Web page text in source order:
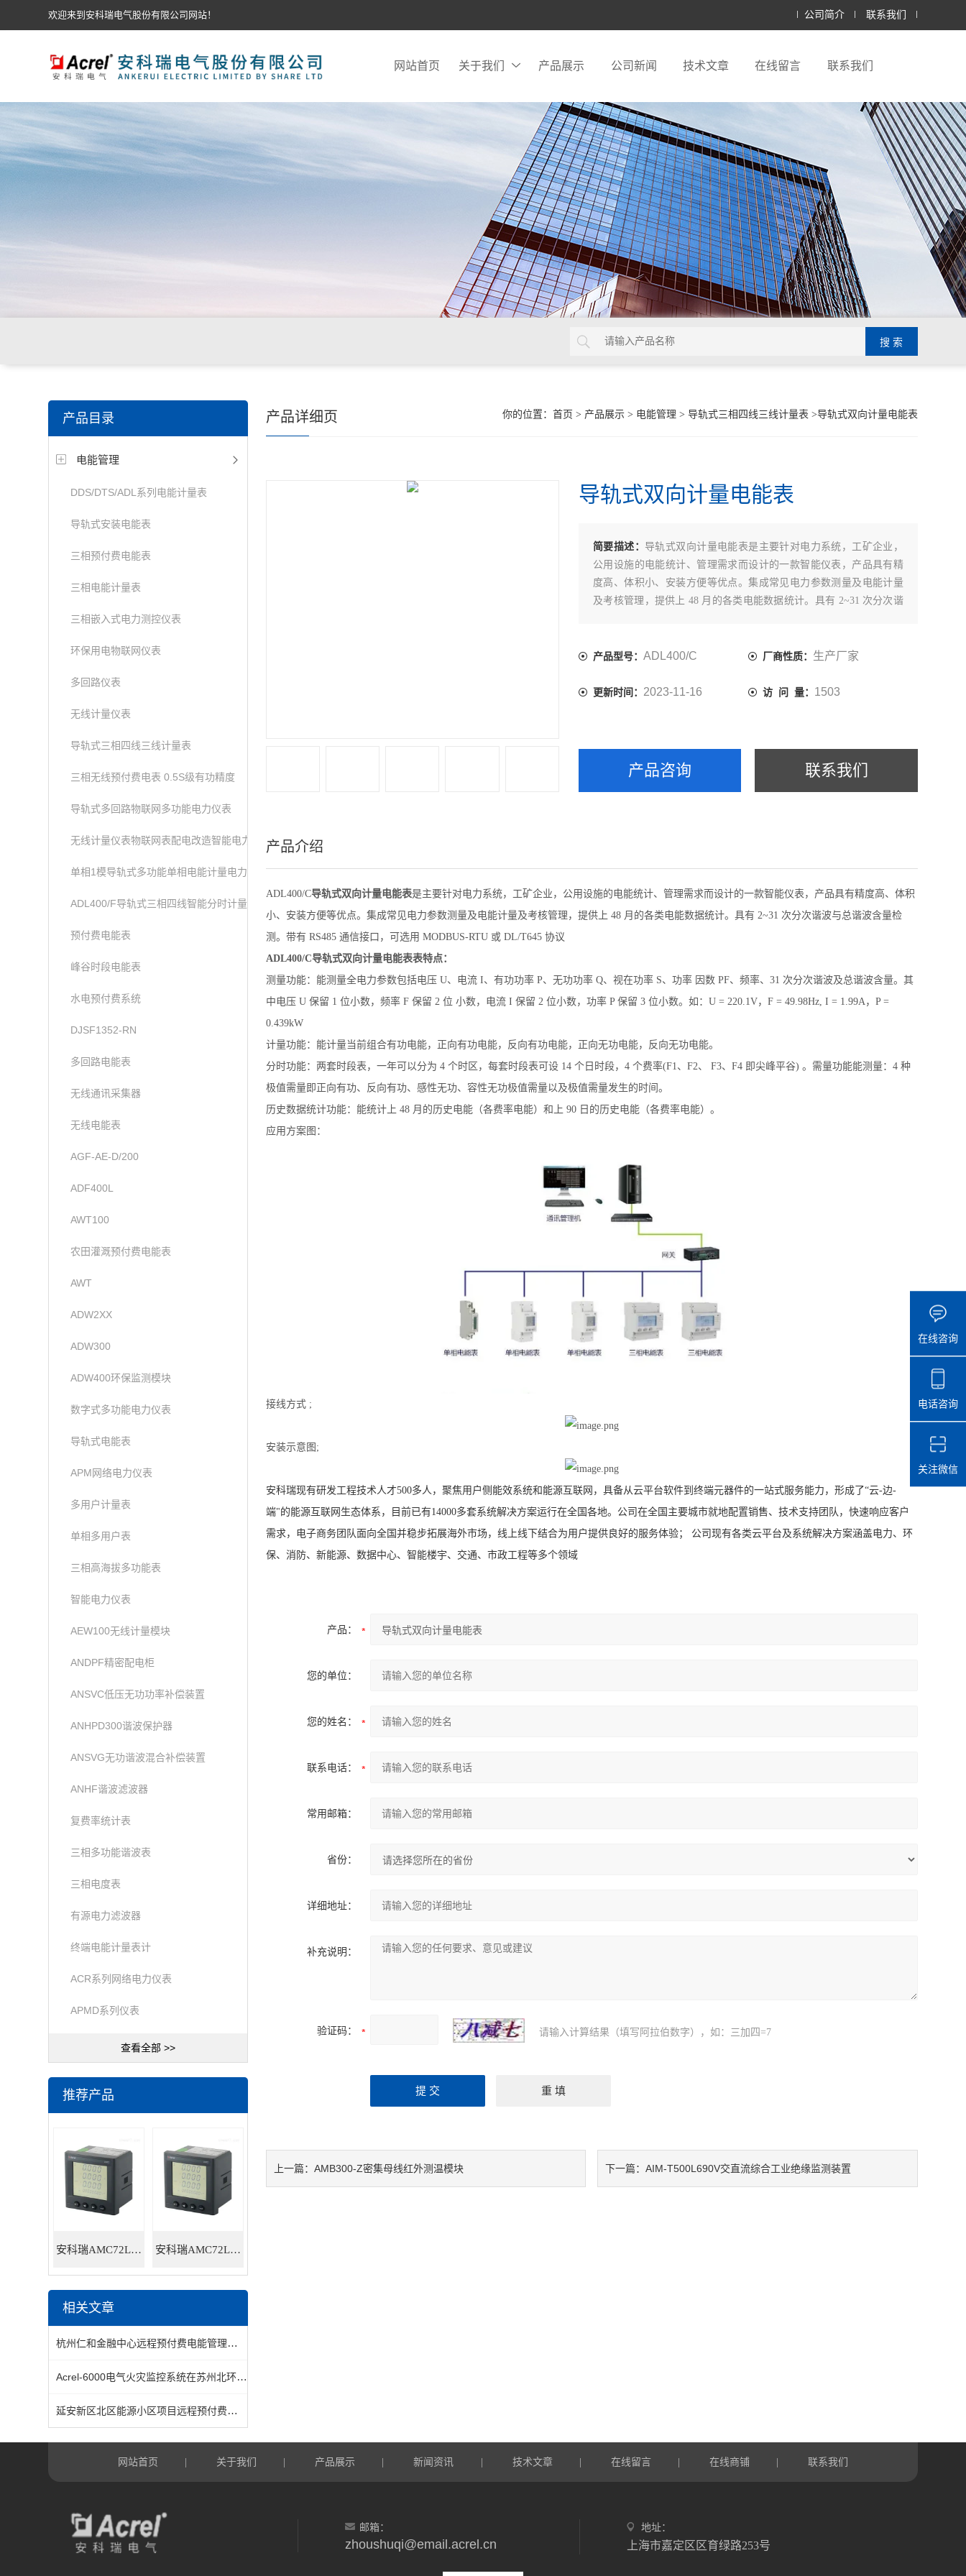
欢迎来到安科瑞电气股份有限公司网站！ 公司简介 联系我们
网站首页 关于我们 产品展示 公司新闻 技术文章 在线留言 联系我们
产品目录
电能管理
DDS/DTS/ADL系列电能计量表
导轨式安装电能表
三相预付费电能表
三相电能计量表
三相嵌入式电力测控仪表
环保用电物联网仪表
多回路仪表
无线计量仪表
导轨式三相四线三线计量表
三相无线预付费电表 0.5S级有功精度
导轨式多回路物联网多功能电力仪表
无线计量仪表物联网表配电改造智能电力仪表
单相1模导轨式多功能单相电能计量电力仪表
ADL400/F导轨式三相四线智能分时计量表
预付费电能表
峰谷时段电能表
水电预付费系统
DJSF1352-RN
多回路电能表
无线通讯采集器
无线电能表
AGF-AE-D/200
ADF400L
AWT100
农田灌溉预付费电能表
AWT
ADW2XX
ADW300
ADW400环保监测模块
数字式多功能电力仪表
导轨式电能表
APM网络电力仪表
多用户计量表
单相多用户表
三相高海拔多功能表
智能电力仪表
AEW100无线计量模块
ANDPF精密配电柜
ANSVC低压无功功率补偿装置
ANHPD300谐波保护器
ANSVG无功谐波混合补偿装置
ANHF谐波滤波器
复费率统计表
三相多功能谐波表
三相电度表
有源电力滤波器
终端电能计量表计
ACR系列网络电力仪表
APMD系列仪表
查看全部 >>
推荐产品
安科瑞AMC72L-E4/HKC智能电力仪表 安科瑞AMC72L-E4/KC三相多功能智能电力仪表
相关文章
杭州仁和金融中心远程预付费电能管理系统的设计与应用
Acrel-6000电气火灾监控系统在苏州北环辅路隧道的应用
延安新区北区能源小区项目远程预付费及能耗云系统的研究与应用
你的位置： 首页 > 产品展示> 电能管理 > 导轨式三相四线三线计量表 >导轨式双向计量电能表
产品详细页
导轨式双向计量电能表
简要描述： 导轨式双向计量电能表是主要针对电力系统，工矿企业，
公用设施的电能统计、管理需求而设计的一款智能仪表，产品具有精
度高、体积小、安装方便等优点。集成常见电力参数测量及电能计量
及考核管理，提供上 48 月的各类电能数据统计。具有 2~31 次分次谐
产品型号：ADL400/C 厂商性质： 生产厂家
更新时间： 2023-11-16 访 问 量： 1503
产品咨询 联系我们
产品介绍
ADL400/C导轨式双向计量电能表是主要针对电力系统，工矿企业，公用设施的电能统计、管理需求而设计的一款智能仪表，产品具有精度高、体积
小、安装方便等优点。集成常见电力参数测量及电能计量及考核管理，提供上 48 月的各类电能数据统计。具有 2~31 次分次谐波与总谐波含量检
测。带有 RS485 通信接口，可选用 MODBUS-RTU 或 DL/T645 协议
ADL400/C导轨式双向计量电能表表特点：
测量功能：能测量全电力参数包括电压 U、电流 I、有功功率 P、无功功率 Q、视在功率 S、功率 因数 PF、频率、31 次分次谐波及总谐波含量。其
中电压 U 保留 1 位小数，频率 F 保留 2 位 小数，电流 I 保留 2 位小数，功率 P 保留 3 位小数。如：U = 220.1V，F = 49.98Hz, I = 1.99A，P =
0.439kW
计量功能：能计量当前组合有功电能，正向有功电能，反向有功电能，正向无功电能，反向无功电能。
分时功能：两套时段表，一年可以分为 4 个时区，每套时段表可设 14 个日时段，4 个费率(F1、F2、 F3、F4 即尖峰平谷) 。需量功能能测量：4 种
极值需量即正向有功、反向有功、感性无功、容性无功极值需量以及极值需量发生的时间。
历史数据统计功能：能统计上 48 月的历史电能（各费率电能）和上 90 日的历史电能（各费率电能）。
应用方案图：
接线方式 ;
安装示意图;
安科瑞现有研发工程技术人才500多人，聚焦用户侧能效系统和能源互联网，具备从云平台软件到终端元器件的一站式服务能力，形成了“云-边-
端"的能源互联网生态体系，目前已有14000多套系统解决方案运行在全国各地。公司在全国主要城市就地配置销售、技术支持团队，快速响应客户
需求，电子商务团队面向全国并稳步拓展海外市场，线上线下结合为用户提供良好的服务体验； 公司现有各类云平台及系统解决方案涵盖电力、环
保、消防、新能源、数据中心、智能楼宇、交通、市政工程等多个领域
产品：
您的单位：
您的姓名：
联系电话：
常用邮箱：
省份：
详细地址：
补充说明：
验证码： 请输入计算结果（填写阿拉伯数字），如：三加四=7
上一篇： AMB300-Z密集母线红外测温模块 下一篇：AIM-T500L690V交直流综合工业绝缘监测装置
网站首页 关于我们 产品展示 新闻资讯 技术文章 在线留言 在线商铺 联系我们
邮箱：
zhoushuqi@email.acrel.cn
地址：
上海市嘉定区区育绿路253号
在线咨询
电话咨询
关注微信